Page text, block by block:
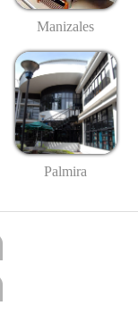
Manizales
Palmira